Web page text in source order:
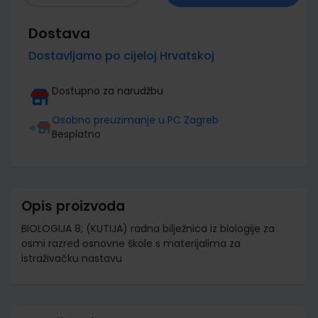
Dostava
Dostavljamo po cijeloj Hrvatskoj
Dostupno za narudžbu
Osobno preuzimanje u PC Zagreb
Besplatno
Opis proizvoda
BIOLOGIJA 8; (KUTIJA) radna bilježnica iz biologije za
osmi razred osnovne škole s materijalima za
istraživačku nastavu